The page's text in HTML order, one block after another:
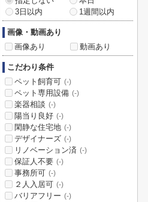
3日以内
1週間以内
画像・動画あり
画像あり
動画あり
こだわり条件
ペット飼育可 (-)
ペット専用設備 (-)
楽器相談 (-)
陽当り良好 (-)
閑静な住宅地 (-)
デザイナーズ (-)
リノベーション済 (-)
保証人不要 (-)
事務所可 (-)
２人入居可 (-)
バリアフリー (-)